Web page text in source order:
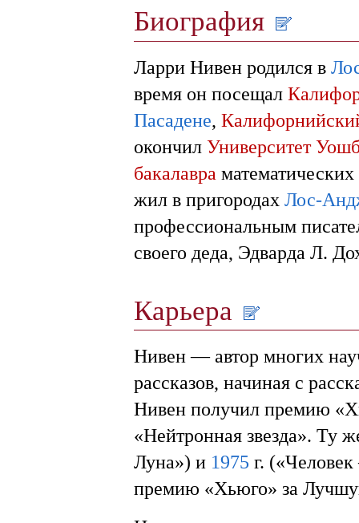
Биография
Ларри Нивен родился в
время он посещал
Пасадене,
окончил Университет
бакалавра
жил в пригородах Лос-
профессиональным
своего деда, Эдварда Л.
Карьера
Нивен — автор многих
рассказов, начиная с
Нивен получил премию
«Нейтронная звезда». Ту
Луна») и 1975 г.
премию «Хьюго» за